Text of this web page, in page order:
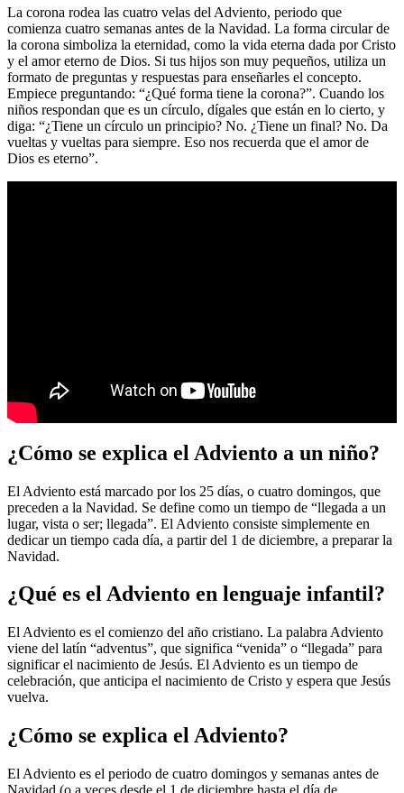
La corona rodea las cuatro velas del Adviento, periodo que
comienza cuatro semanas antes de la Navidad. La forma circular de
la corona simboliza la eternidad, como la vida eterna dada por Cristo
y el amor eterno de Dios. Si tus hijos son muy pequeños, utiliza un
formato de preguntas y respuestas para enseñarles el concepto.
Empiece preguntando: “¿Qué forma tiene la corona?”. Cuando los
niños respondan que es un círculo, dígales que están en lo cierto, y
diga: “¿Tiene un círculo un principio? No. ¿Tiene un final? No. Da
vueltas y vueltas para siempre. Eso nos recuerda que el amor de
Dios es eterno”.
¿Cómo se explica el Adviento a un niño?
El Adviento está marcado por los 25 días, o cuatro domingos, que
preceden a la Navidad. Se define como un tiempo de “llegada a un
lugar, vista o ser; llegada”. El Adviento consiste simplemente en
dedicar un tiempo cada día, a partir del 1 de diciembre, a preparar la
Navidad.
¿Qué es el Adviento en lenguaje infantil?
El Adviento es el comienzo del año cristiano. La palabra Adviento
viene del latín “adventus”, que significa “venida” o “llegada” para
significar el nacimiento de Jesús. El Adviento es un tiempo de
celebración, que anticipa el nacimiento de Cristo y espera que Jesús
vuelva.
¿Cómo se explica el Adviento?
El Adviento es el periodo de cuatro domingos y semanas antes de